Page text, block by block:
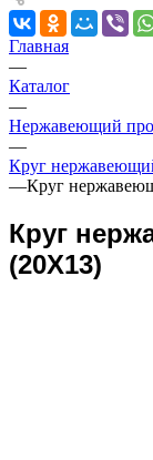
Главная
—
Каталог
—
Нержавеющий
—
Круг
—Круг
Круг
(20Х13)